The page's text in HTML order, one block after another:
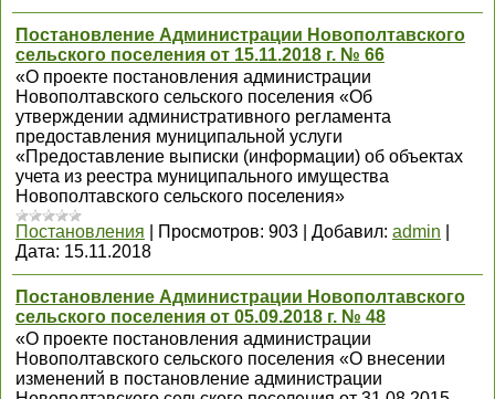
Постановление Администрации Новополтавского
сельского поселения от 15.11.2018 г. № 66
«О проекте постановления администрации
Новополтавского сельского поселения «Об
утверждении административного регламента
предоставления муниципальной услуги
«Предоставление выписки (информации) об объектах
учета из реестра муниципального имущества
Новополтавского сельского поселения»
Постановления
Просмотров: 903 Добавил: admin
Дата: 15.11.2018
Постановление Администрации Новополтавского
сельского поселения от 05.09.2018 г. № 48
«О проекте постановления администрации
Новополтавского сельского поселения «О внесении
изменений в постановление администрации